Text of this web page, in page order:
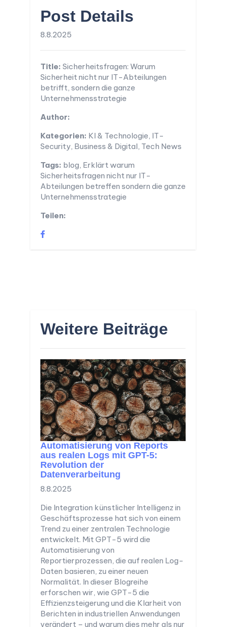
Post Details
8.8.2025
Title: Sicherheitsfragen: Warum
Sicherheit nicht nur IT-Abteilungen
betrifft, sondern die ganze
Unternehmensstrategie
Author:
Kategorien: KI & Technologie, IT-
Security, Business & Digital, Tech News
Tags: blog, Erklärt warum
Sicherheitsfragen nicht nur IT-
Abteilungen betreffen sondern die ganze
Unternehmensstrategie
Teilen:
Weitere Beiträge
Automatisierung von Reports
aus realen Logs mit GPT-5:
Revolution der
Datenverarbeitung
8.8.2025
Die Integration künstlicher Intelligenz in
Geschäftsprozesse hat sich von einem
Trend zu einer zentralen Technologie
entwickelt. Mit GPT-5 wird die
Automatisierung von
Reportierprozessen, die auf realen Log-
Daten basieren, zu einer neuen
Normalität. In dieser Blogreihe
erforschen wir, wie GPT-5 die
Effizienzsteigerung und die Klarheit von
Berichten in industriellen Anwendungen
verändert – und warum dies mehr als nur